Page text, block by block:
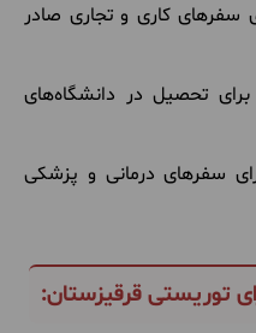
سفرهای کاری و تجاری صادر
تحصیل در دانشگاه‌های
سفرهای درمانی و پزشکی
توریستی قرقیزستان: